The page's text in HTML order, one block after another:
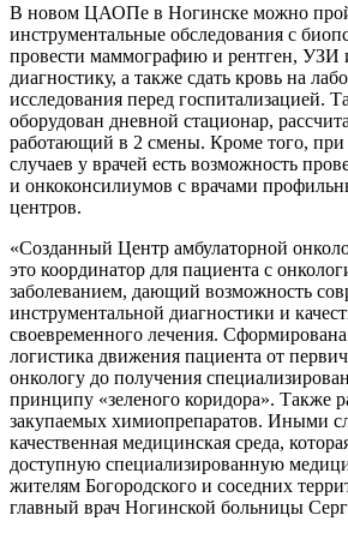
В новом ЦАОПе в Ногинске можно
инструментальные обследования с
провести маммографию и рентген,
диагностику, а также сдать кровь на
исследования перед госпитализацией.
оборудован дневной стационар,
работающий в 2 смены. Кроме того,
случаев у врачей есть возможность
и онкоконсилиумов с врачами
центров.
«Созданный Центр амбулаторной
это координатор для пациента с
заболеванием, дающий возможность
инструментальной диагностики и
своевременного лечения.
логистика движения пациента от
онкологу до получения
принципу «зеленого коридора». Также
закупаемых химиопрепаратов. Иными
качественная медицинская среда,
доступную специализированную
жителям Богородского и соседних
главный врач Ногинской больницы